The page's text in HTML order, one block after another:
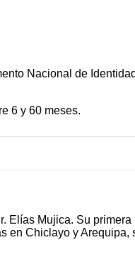
Nacional de
6 y 60 meses.
Elías Mujica. Su primera
en Chiclayo y Arequipa,